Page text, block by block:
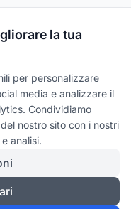
la tua
per personalizzare
media e analizzare il
Condividiamo
nostro sito con i nostri
analisi.